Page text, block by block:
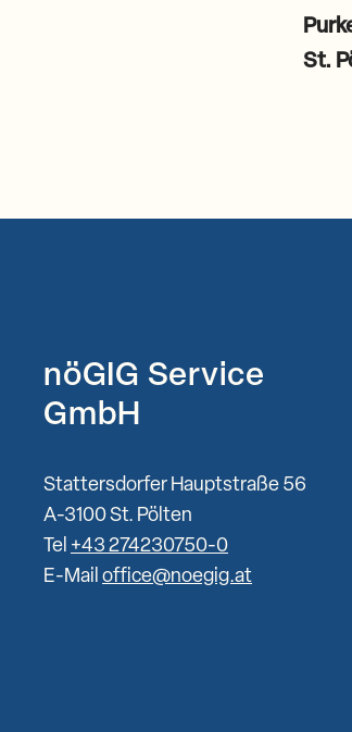
St.
nöGIG Service
GmbH
Stattersdorfer Hauptstraße 56
A-3100 St. Pölten
Tel +43 274230750-0
E-Mail office@noegig.at